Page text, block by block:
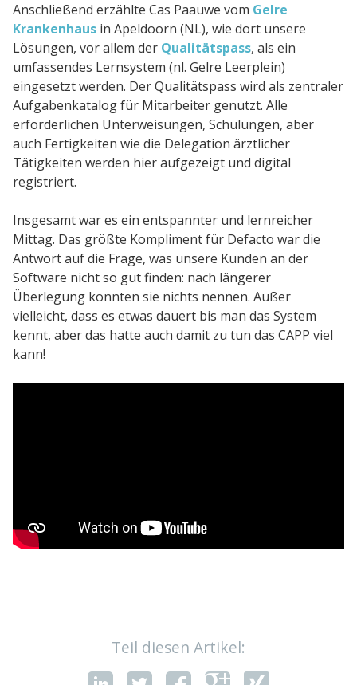
Anschließend erzählte Cas Paauwe vom Gelre
Krankenhaus in Apeldoorn (NL), wie dort unsere
Lösungen, vor allem der Qualitätspass, als ein
umfassendes Lernsystem (nl. Gelre Leerplein)
eingesetzt werden. Der Qualitätspass wird als zentraler
Aufgabenkatalog für Mitarbeiter genutzt. Alle
erforderlichen Unterweisungen, Schulungen, aber
auch Fertigkeiten wie die Delegation ärztlicher
Tätigkeiten werden hier aufgezeigt und digital
registriert.
Insgesamt war es ein entspannter und lernreicher
Mittag. Das größte Kompliment für Defacto war die
Antwort auf die Frage, was unsere Kunden an der
Software nicht so gut finden: nach längerer
Überlegung konnten sie nichts nennen. Außer
vielleicht, dass es etwas dauert bis man das System
kennt, aber das hatte auch damit zu tun das CAPP viel
kann!
Teil diesen Artikel: